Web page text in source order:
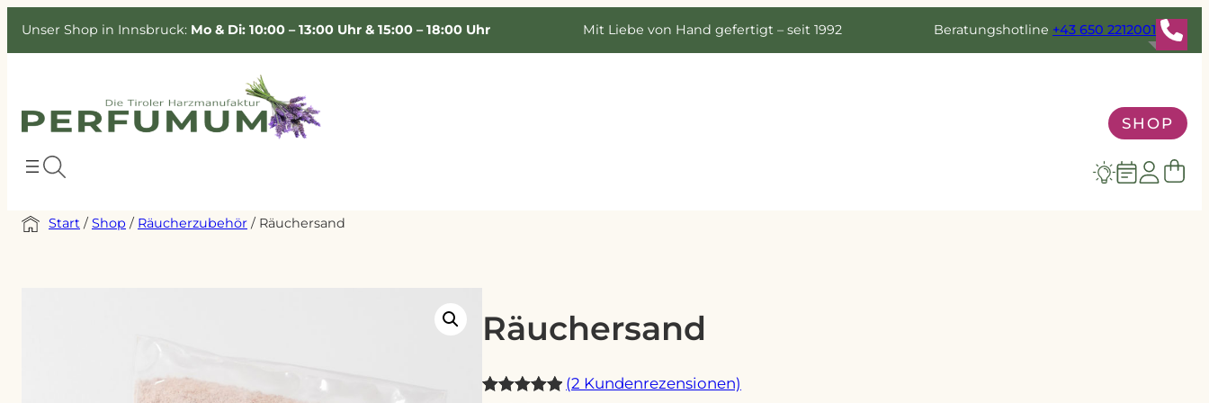
Unser Shop in Innsbruck: Mo & Di: 10:00 – 13:00 Uhr & 15:00 – 18:00 Uhr Mit Liebe von Hand gefertigt – seit 1992 Beratungshotline +43 650 2212001
SHOP
Start / Shop / Räucherzubehör / Räuchersand
Räuchersand
(2 Kundenrezensionen)